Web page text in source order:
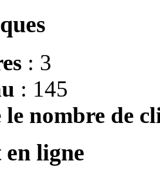
: 3
: 145
nombre de
en ligne